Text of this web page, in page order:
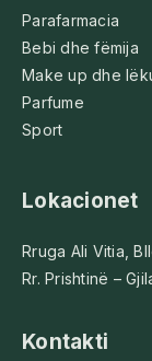
Parafarmacia
Bebi dhe fëmija
Make up dhe
Parfume
Sport
Lokacionet
Rruga Ali Vitia,
Rr. Prishtinë –
Kontakti